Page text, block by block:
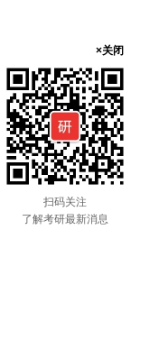
×关闭
扫码关注
了解考研最新消息